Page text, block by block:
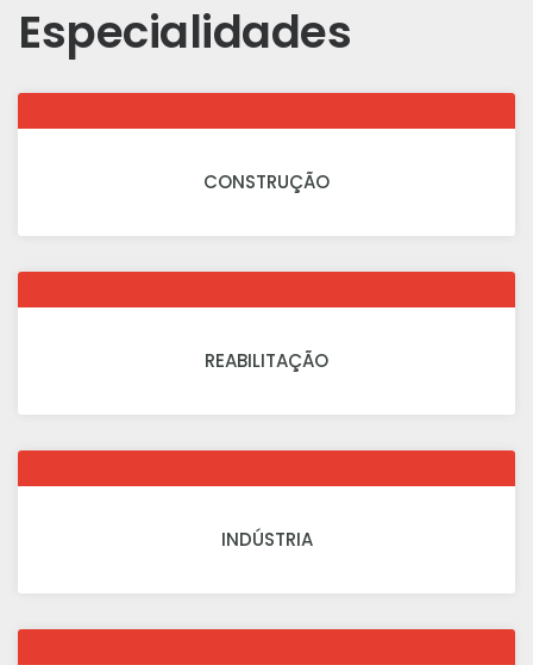
Especialidades
CONSTRUÇÃO
REABILITAÇÃO
INDÚSTRIA